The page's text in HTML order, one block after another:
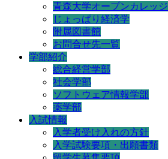
青森大学オープンカレッジ
じょっぱり経済学
附属図書館
お問合せ先一覧
学部紹介
総合経営学部
社会学部
ソフトウェア情報学部
薬学部
入試情報
入学者受け入れの方針
入学試験要項・出願書類